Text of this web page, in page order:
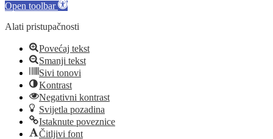
Open toolbar
Alati pristupačnosti
Povećaj tekst
Smanji tekst
Sivi tonovi
Kontrast
Negativni kontrast
Svijetla pozadina
Istaknute poveznice
Čitljivi font